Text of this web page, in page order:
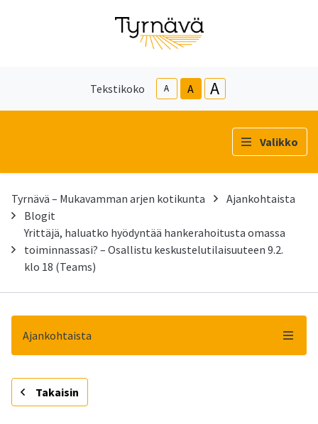
Tekstikoko A A A
Valikko
Tyrnävä – Mukavamman arjen kotikunta
Ajankohtaista
Blogit
Yrittäjä, haluatko hyödyntää hankerahoitusta omassa
toiminnassasi? – Osallistu keskustelutilaisuuteen 9.2.
klo 18 (Teams)
Ajankohtaista
- Takaisin